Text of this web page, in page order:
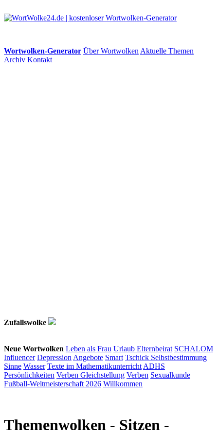
Wortwolken-Generator Über Wortwolken Aktuelle Themen
Archiv Kontakt
Zufallswolke
Neue Wortwolken Leben als Frau Urlaub Elternbeirat SCHALOM
Influencer Depression Angebote Smart Tschick Selbstbestimmung
Sinne Wasser Texte im Mathematikunterricht ADHS
Persönlichkeiten Verben Gleichstellung Verben Sexualkunde
Fußball-Weltmeisterschaft 2026 Willkommen
Themenwolken - Sitzen -